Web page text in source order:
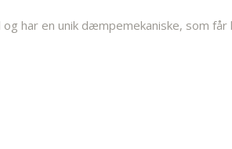
har en unik dæmpemekaniske, som